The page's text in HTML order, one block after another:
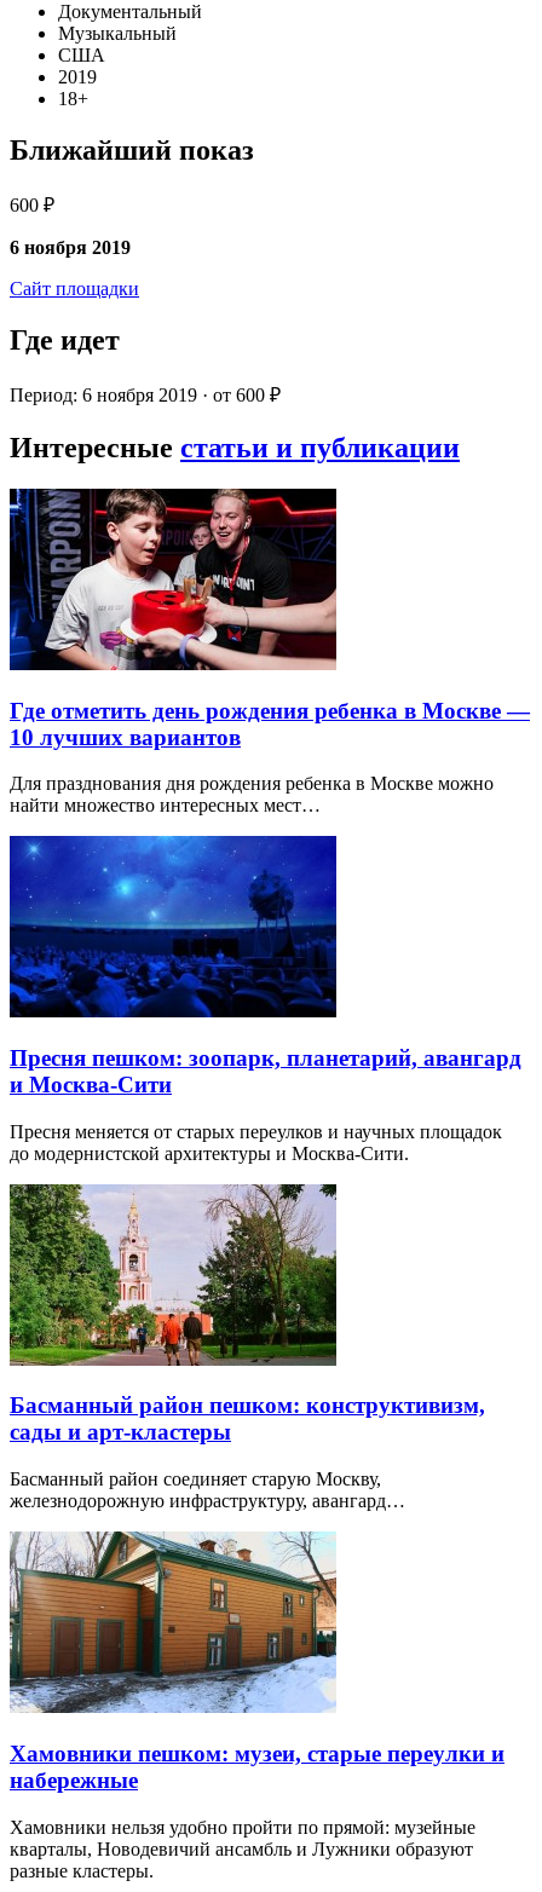
Документальный
Музыкальный
США
2019
18+
Ближайший показ
600 ₽
6 ноября 2019
Сайт площадки
Где идет
Период: 6 ноября 2019 · от 600 ₽
Интересные статьи и публикации
Где отметить день рождения ребенка в Москве —
10 лучших вариантов
Для празднования дня рождения ребенка в Москве можно
найти множество интересных мест…
Пресня пешком: зоопарк, планетарий, авангард
и Москва-Сити
Пресня меняется от старых переулков и научных площадок
до модернистской архитектуры и Москва-Сити.
Басманный район пешком: конструктивизм,
сады и арт-кластеры
Басманный район соединяет старую Москву,
железнодорожную инфраструктуру, авангард…
Хамовники пешком: музеи, старые переулки и
набережные
Хамовники нельзя удобно пройти по прямой: музейные
кварталы, Новодевичий ансамбль и Лужники образуют
разные кластеры.